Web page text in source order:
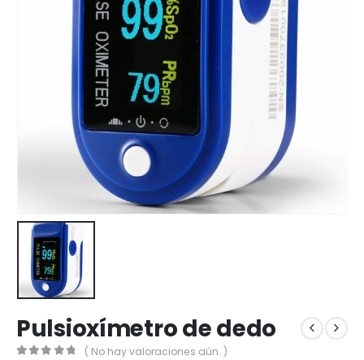
Pulsioxímetro de dedo
( No hay valoraciones aún. )